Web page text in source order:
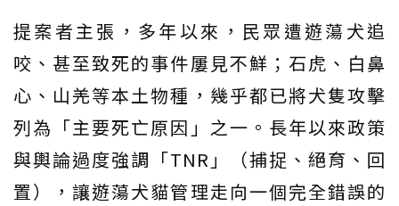
提案者主張，多年以來，民眾遭遊蕩犬追
咬、甚至致死的事件屢見不鮮；石虎、白鼻
心、山羌等本土物種，幾乎都已將犬隻攻擊
列為「主要死亡原因」之一。長年以來政策
與輿論過度強調「TNR」（捕捉、絕育、回
置），讓遊蕩犬貓管理走向一個完全錯誤的